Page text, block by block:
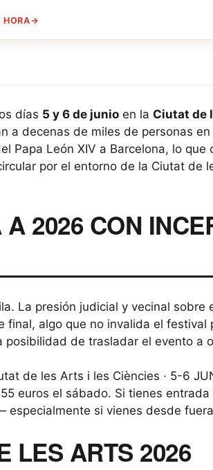
HORA→
días 5 y 6 de junio en la Ciutat de
a decenas de miles de personas
Papa León XIV a Barcelona, lo
por el entorno de la Ciutat
2026 CON
La presión judicial y vecinal
algo que no invalida el
de trasladar el evento a
de les Arts i les Ciències · 5-6
euros el sábado. Si tienes
si vienes desde
LES ARTS 2026